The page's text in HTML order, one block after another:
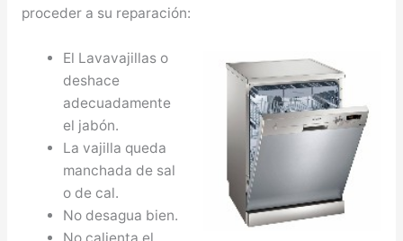
proceder a su reparación:
El Lavavajillas o
deshace
adecuadamente
el jabón.
La vajilla queda
manchada de sal
o de cal.
No desagua bien.
No calienta el